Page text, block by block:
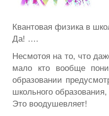
Квантовая физика в
Да! ….
Несмотоя на то, что
мало кто вообще
образовании
школьного
Это воодушевляет!